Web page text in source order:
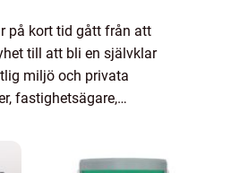
på kort tid gått från att
till att bli en självklar
miljö och privata
fastighetsägare,
och p...